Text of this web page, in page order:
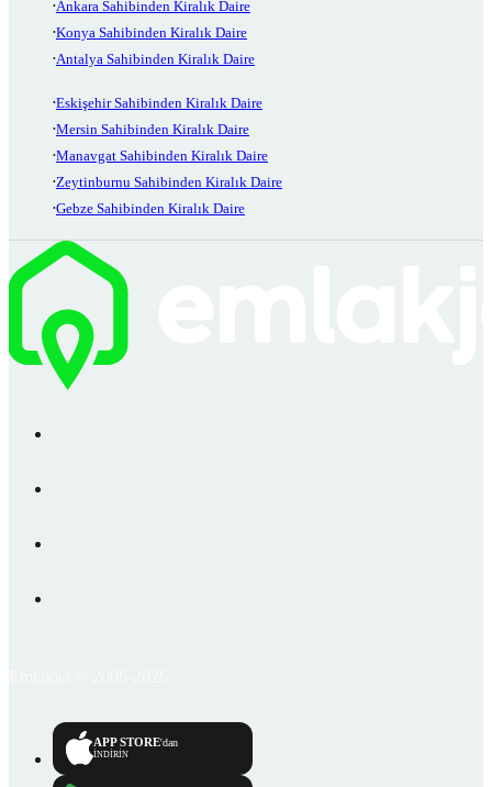
Ankara Sahibinden Kiralık Daire
Konya Sahibinden Kiralık Daire
Antalya Sahibinden Kiralık Daire
Eskişehir Sahibinden Kiralık Daire
Mersin Sahibinden Kiralık Daire
Manavgat Sahibinden Kiralık Daire
Zeytinburnu Sahibinden Kiralık Daire
Gebze Sahibinden Kiralık Daire
APP STORE'dan
İNDİRİN